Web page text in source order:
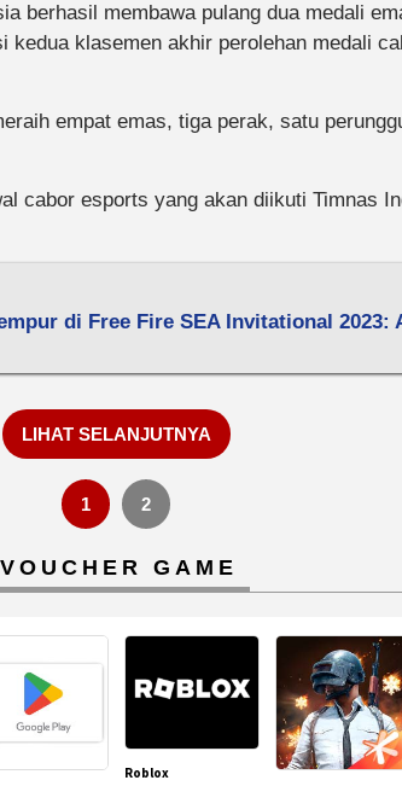
berhasil membawa pulang dua medali
kedua klasemen akhir perolehan medali
empat emas, tiga perak, satu
cabor esports yang akan diikuti Timnas
di Free Fire SEA Invitational 2023:
LIHAT SELANJUTNYA
1 2
VOUCHER GAME